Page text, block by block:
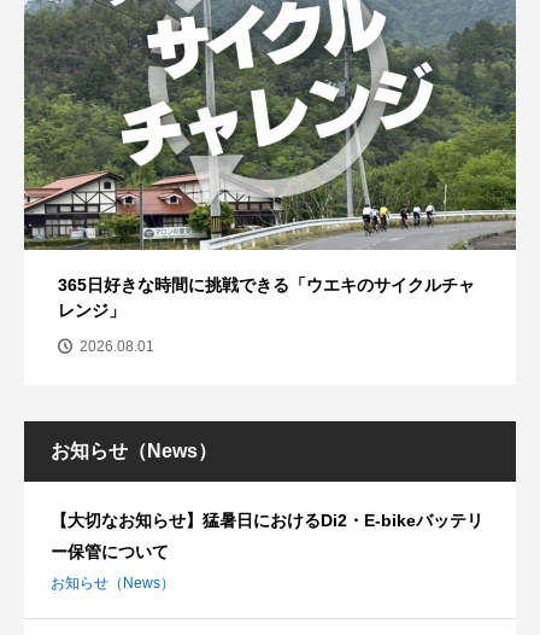
365日好きな時間に挑戦できる「ウエキのサイクルチャ
レンジ」
2026.08.01
お知らせ（News）
【大切なお知らせ】猛暑日におけるDi2・E-bikeバッテリ
ー保管について
お知らせ（News）